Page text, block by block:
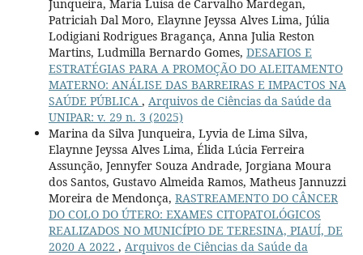
Junqueira, Maria Luísa de Carvalho Mardegan,
Patriciah Dal Moro, Elaynne Jeyssa Alves Lima, Júlia
Lodigiani Rodrigues Bragança, Anna Julia Reston
Martins, Ludmilla Bernardo Gomes, DESAFIOS E
ESTRATÉGIAS PARA A PROMOÇÃO DO ALEITAMENTO
MATERNO: ANÁLISE DAS BARREIRAS E IMPACTOS NA
SAÚDE PÚBLICA , Arquivos de Ciências da Saúde da
UNIPAR: v. 29 n. 3 (2025)
Marina da Silva Junqueira, Lyvia de Lima Silva,
Elaynne Jeyssa Alves Lima, Élida Lúcia Ferreira
Assunção, Jennyfer Souza Andrade, Jorgiana Moura
dos Santos, Gustavo Almeida Ramos, Matheus Jannuzzi
Moreira de Mendonça, RASTREAMENTO DO CÂNCER
DO COLO DO ÚTERO: EXAMES CITOPATOLÓGICOS
REALIZADOS NO MUNICÍPIO DE TERESINA, PIAUÍ, DE
2020 A 2022 , Arquivos de Ciências da Saúde da